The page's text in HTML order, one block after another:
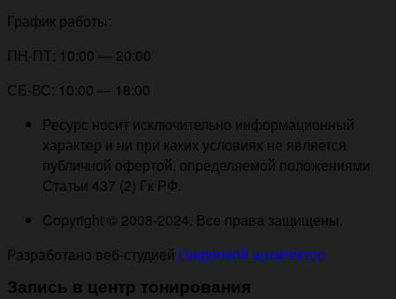
График работы:
ПН-ПТ: 10:00 — 20:00
СБ-ВС: 10:00 — 18:00
Ресурс носит исключительно информационный
характер и ни при каких условиях не является
публичной офертой, определяемой положениями
Статьи 437 (2) Гк РФ.
Copyright © 2008-2024. Все права защищены.
Разработано веб-студией Цифровой архитектор
Запись в центр тонирования